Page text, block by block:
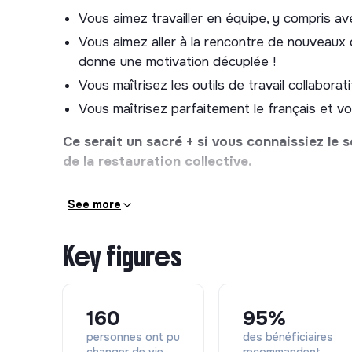
Cette mission entrepreneuriale nécessite une
de l’expérience acquise depuis 2017, et
responsables d’activité économiques
vous serez en lien direct avec la déléguée
Activités et tâches principales
ENCADREMENT TECHNIQUE : mise en
d’intervention. Réalisation d’un cahier des
des contrats de prestations de nettoyage.
INSERTION : coopération avec le pôle
l’activité économique s’adapte autant que
Vous aimez travailler en équipe, y compris
Vous aimez aller à la rencontre de
donne une motivation décuplée !
Vous maîtrisez les outils de travail
Vous maîtrisez parfaitement le français et
Ce serait un sacré + si vous connaissiez le
de la restauration collective.
See more
Key figures
160
personnes ont pu
95%
des bénéficiaires